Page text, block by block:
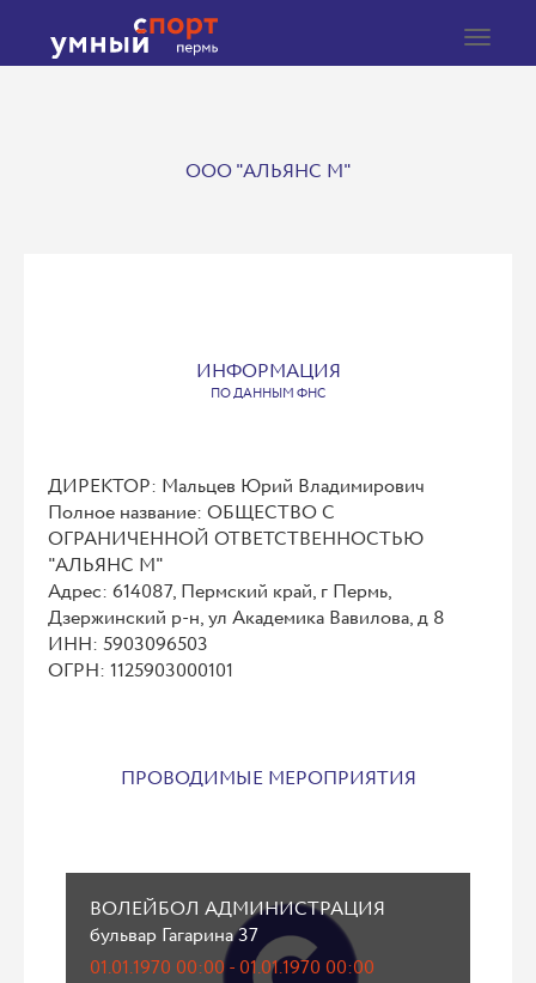
Toggle
ООО "АЛЬЯНС М"
ИНФОРМАЦИЯ
ПО ДАННЫМ ФНС
ДИРЕКТОР: Мальцев Юрий Владимирович
Полное название: ОБЩЕСТВО С
ОГРАНИЧЕННОЙ ОТВЕТСТВЕННОСТЬЮ
"АЛЬЯНС М"
Адрес: 614087, Пермский край, г Пермь,
Дзержинский р-н, ул Академика Вавилова, д 8
ИНН: 5903096503
ОГРН: 1125903000101
ПРОВОДИМЫЕ МЕРОПРИЯТИЯ
ВОЛЕЙБОЛ АДМИНИСТРАЦИЯ
бульвар Гагарина 37
01.01.1970 00:00 - 01.01.1970 00:00